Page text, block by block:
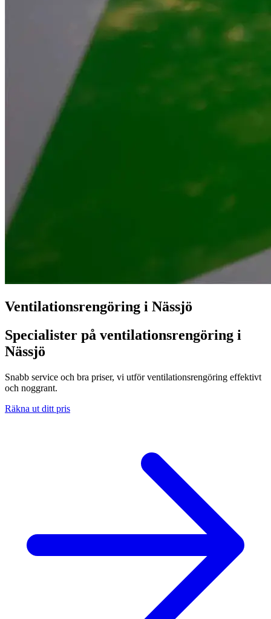
Ventilationsrengöring i Nässjö
Specialister på ventilationsrengöring i
Nässjö
Snabb service och bra priser, vi utför ventilationsrengöring effektivt
och noggrant.
Räkna ut ditt pris